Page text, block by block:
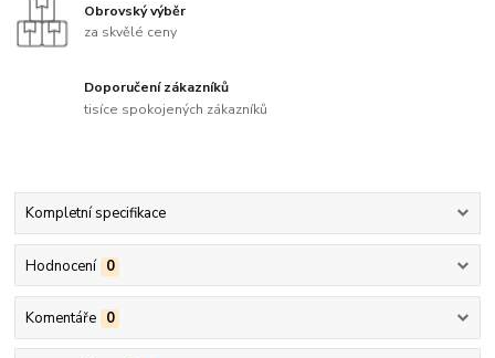
Obrovský výběr
za skvělé ceny
Doporučení zákazníků
tisíce spokojených zákazníků
Kompletní specifikace
Hodnocení 0
Komentáře 0